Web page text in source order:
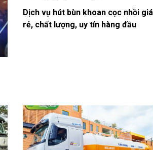
Dịch vụ hút bùn khoan cọc nhồi giá
rẻ, chất lượng, uy tín hàng đầu